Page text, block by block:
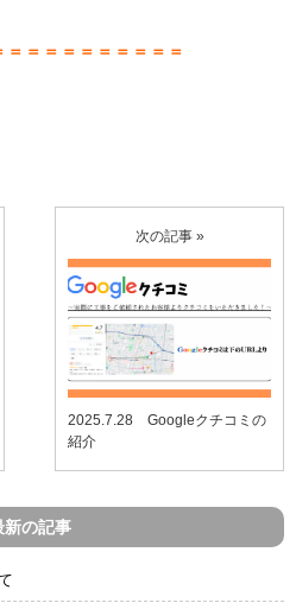
＝＝＝＝＝＝＝＝＝
次の記事 »
2025.7.28 Googleクチコミの
紹介
新の記事